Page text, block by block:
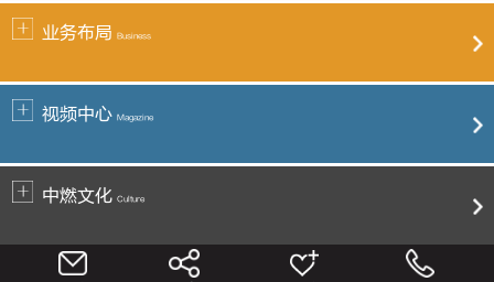
业务布局 Business
视频中心 Magazine
中燃文化 Culture